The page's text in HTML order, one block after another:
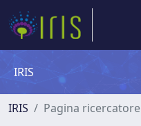
IRIS
IRIS Pagina ricercatore